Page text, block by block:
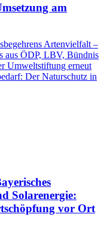
am
Artenvielfalt –
aus ÖDP, LBV, Bündnis
Umweltstiftung erneut
Der Naturschutz in
Solarenergie:
vor Ort